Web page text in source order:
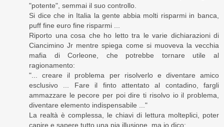
"potente", semmai il suo controllo.
Si dice che in Italia la gente abbia molti risparmi in banca,
puff fine euro fine risparmi ...
Riporto una cosa che ho letto tra le varie dichiarazioni di
Ciancimino Jr mentre spiega come si muoveva la vecchia
mafia di Corleone, che potrebbe tornare utile al
ragionamento:
"... creare il problema per risolverlo e diventare amico
esclusivo ... Fare il finto attentato al contadino, fargli
ammazzare le pecore per poi dire ti risolvo io il problema,
diventare elemento indispensabile ..."
La realtà è complessa, le chiavi di lettura molteplici, poter
capire e sapere tutto una pia illusione, ma io dico: